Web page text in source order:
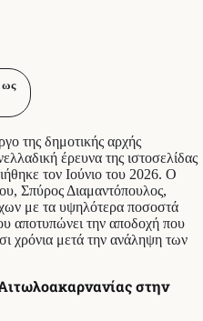
ως
της δημοτικής αρχής
έρευνα της ιστοσελίδας
τον Ιούνιο του 2026. Ο
Σπύρος Διαμαντόπουλος,
με τα υψηλότερα ποσοστά
αποτυπώνει την αποδοχή που
χρόνια μετά την ανάληψη των
στην